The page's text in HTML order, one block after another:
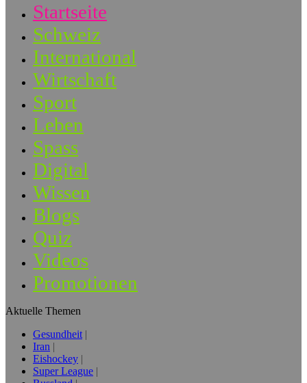
Startseite
Schweiz
International
Wirtschaft
Sport
Leben
Spass
Digital
Wissen
Blogs
Quiz
Videos
Promotionen
Aktuelle Themen
Gesundheit
Iran
Eishockey
Super League